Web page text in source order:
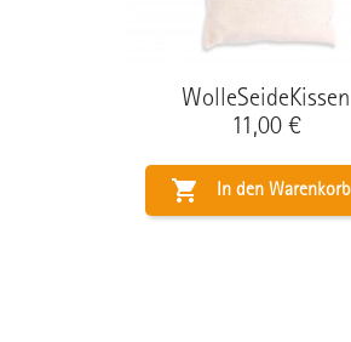
WolleSeideKissen
Preis
11,00 €
 In den Warenkorb